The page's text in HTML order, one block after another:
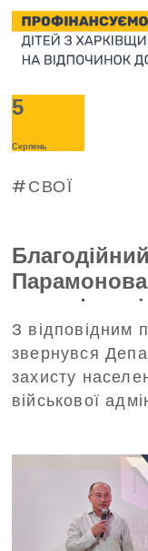
5
Серпень
СВОЇ
трансфер
відпочинок
З відповідним
звернувся
захисту
військової